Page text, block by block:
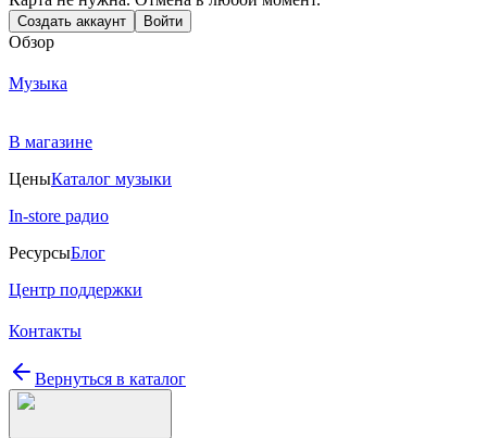
Создать аккаунт Войти
Обзор
Музыка
В магазине
ЦеныКаталог музыки
In-store радио
РесурсыБлог
Центр поддержки
Контакты
Вернуться в каталог